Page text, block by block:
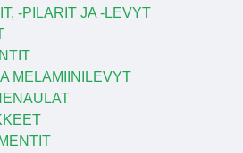
-PILARIT JA -LEVYT
MELAMIINILEVYT